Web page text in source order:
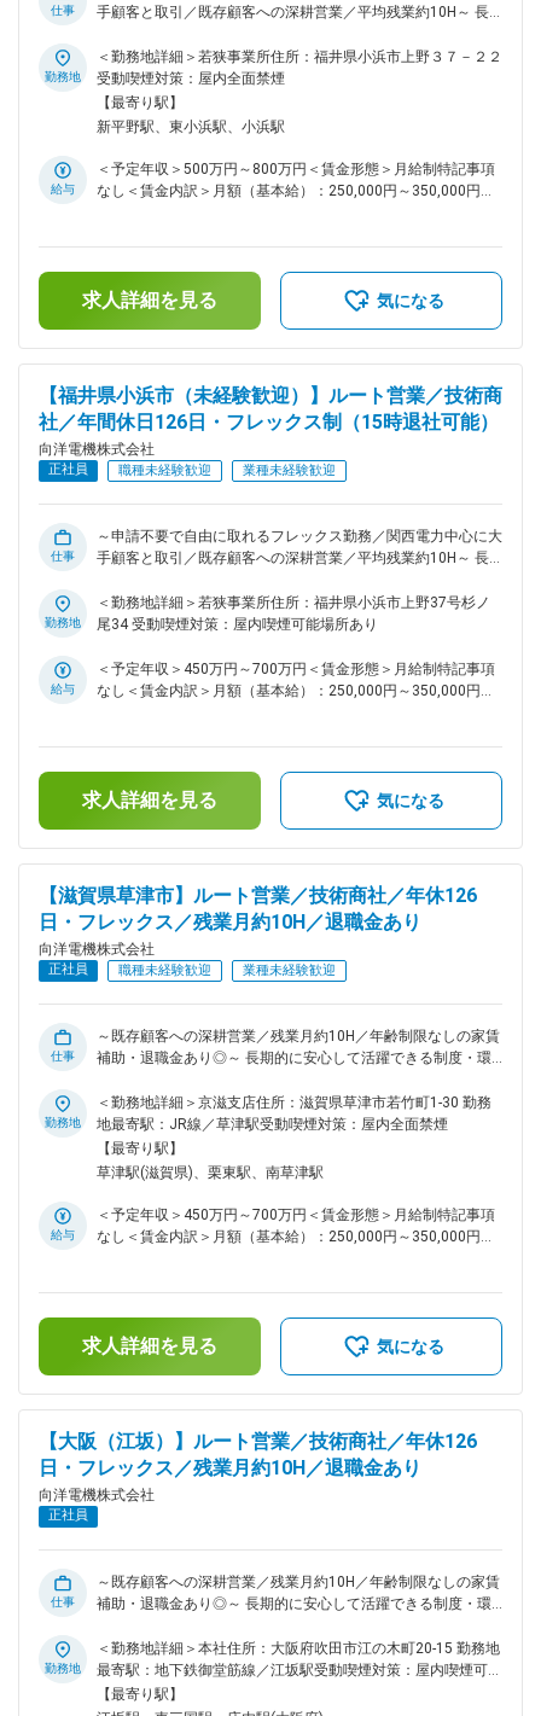
金 勤続年数１年以上で対象になります ●有給 前年度平均取得
客（敬称略） サントリー、武田薬品工業、三菱電機、村田製
作所、三菱重工業、関西電力、旭化成、住友化学、神戸製鋼、
川崎重工、官公庁 他
仕事
手顧客と取引／既存顧客への深耕営業／平均残業約10H～ 長
引実績も豊富なエンジニアリング商社で、提案営業にチャレン
ジしませんか！？ ■担当業務： 顧客の生産設備等に対し、新
製品の提案営業を担当いただきます。ご入社後は先輩との
OJTや製品理解のための研修を通して業務をキャッチアップ
な案件： 既存顧客（電力業界など）の設備更新等が多く、技
術部門と連携し提案を実施します。 【仕事の流れ】生産設備
がい】お客様が何に困っているか？どうしたら解決できるか？
顧客目線で提案できます。 ■営業スタイル： 既存法人顧客へ
のルート営業となり、前任者から引き継ぎながら経験を積んで
いただく形となります。 ◎入社後は、基本OJTで、先輩社員
ただきます。 ■担当業界： 電力業界がメイン顧客となり、そ
の他、食品・化学などを中心に幅広い業界のお客様を担当して
もらいます。 ◎担当社数は平均5～6社。 担当顧客のボリュー
ムを考慮して社数を調整します。 ■組織構成 6名（20代2名、
50代2名、60代2名） 気さくな社員が多く質問しやすい環境で
す☆ ■福利厚生 ●住宅手当 単身世帯主：月額11,000円 家族世
年以上で対象になります ●有休 前年度平均取得日数13.5日で
ワークライフバランスも取れます。 ■主要取引顧客（敬称略）
業、関西電力、旭化成、住友化学、神戸製鋼、川崎重工、官公
庁 他
勤務地
＜勤務地詳細＞若狭事業所住所：福井県小浜市上野３７－２２
受動喫煙対策：屋内全面禁煙
【最寄り駅】
新平野駅、東小浜駅、小浜駅
給与
＜予定年収＞500万円～800万円＜賃金形態＞月給制特記事項
なし＜賃金内訳＞月額（基本給）：250,000円～350,000円＜
通じて上下する可能性があります。月給(月額)は固定手当を含
めた表記です。
求人詳細を見る 気になる
【福井県小浜市（未経験歓迎）】ルート営業／技術商
社／年間休日126日・フレックス制（15時退社可能）
向洋電機株式会社
正社員 職種未経験歓迎 業種未経験歓迎
仕事
～申請不要で自由に取れるフレックス勤務／関西電力中心に大
手顧客と取引／既存顧客への深耕営業／平均残業約10H～ 長
引実績も豊富なエンジニアリング商社で、提案営業にチャレン
ジしませんか！？ ■担当業務： 顧客の生産設備等に対し、新
OJTや製品理解のための研修を通して業務をキャッチアップ
いただきます。未経験の方も安心してご入社いただけます ■主
販売、納入後のフォローまで技術部門と協働します。 【やり
がい】お客様が何に困っているか？どうしたら解決できるか？
顧客目線で提案できます。 ■営業スタイル： 既存法人顧客へ
いただく形となります。 ◎入社後は、基本OJTで、先輩社員
や技術者の同行をしながら製品知識や営業スタイルを学んでい
ただきます。 ■担当業界： 電力業界がメイン顧客となり、そ
の他、食品・化学などを中心に幅広い業界のお客様を担当して
もらいます。 ◎担当社数は平均5～6社。 担当顧客のボリュー
ムを考慮して社数を調整します。 ■組織構成 6名（20代2名、
帯主（配偶者あり）：月額13,000円 上記には年齢制限なく、
定年まで永続的に手当てが出続けます。 ●退職金 勤続年数１
ワークライフバランスも取れます。 ■主要取引顧客（敬称略）
サントリー、武田薬品工業、三菱電機、村田製作所、三菱重工
業、関西電力、旭化成、住友化学、神戸製鋼、川崎重工、官公
庁 他
勤務地
＜勤務地詳細＞若狭事業所住所：福井県小浜市上野37号杉ノ
尾34 受動喫煙対策：屋内喫煙可能場所あり
給与
＜予定年収＞450万円～700万円＜賃金形態＞月給制特記事項
なし＜賃金内訳＞月額（基本給）：250,000円～350,000円＜
じて上下する可能性があります。月給(月額)は固定手当を含め
た表記です。
求人詳細を見る 気になる
【滋賀県草津市】ルート営業／技術商社／年休126
日・フレックス／残業月約10H／退職金あり
向洋電機株式会社
正社員 職種未経験歓迎 業種未経験歓迎
仕事
～既存顧客への深耕営業／残業月約10H／年齢制限なしの家賃
補助・退職金あり◎～ 長期的に安心して活躍できる制度・環
社で、提案営業にチャレンジしませんか！？ ■担当業務： 顧
客の生産設備等に対し、新製品の提案営業を担当いただきま
す。ご入社後は先輩とのOJTや製品理解のための研修を通し
て業務をキャッチアップいただきます。第2新卒の方も安心し
界など）の設備更新等が多く、商談は1～2社/日。技術部門と
連携し提案を実施します。 【仕事の流れ】生産設備の状況を
【やりがい】お客様が何に困っているか？どうしたら解決でき
るか？ 顧客目線で提案できます。 ■営業スタイル： 既存法
人顧客へのルート営業となり、前任者から引き継ぎながら経験
を積んでいただく形となります。 ◎入社後は、基本OJT
ルを学んでいただきます。 ■福利厚生 ●住宅手当 単身世帯主：
月額11,000円 家族世帯主（配偶者あり）：月額13,000円 上記
には年齢制限なく、定年まで永続的に手当てが出続けます。 ●
退職金 勤続年数１年以上で対象になります ●有休 前年度平均
取得日数14.1日でワークライフバランスも取れます。 ■主要取
勤務地
＜勤務地詳細＞京滋支店住所：滋賀県草津市若竹町1-30 勤務
地最寄駅：JR線／草津駅受動喫煙対策：屋内全面禁煙
【最寄り駅】
草津駅(滋賀県)、栗東駅、南草津駅
給与
＜予定年収＞450万円～700万円＜賃金形態＞月給制特記事項
なし＜賃金内訳＞月額（基本給）：250,000円～350,000円＜
じて上下する可能性があります。月給(月額)は固定手当を含め
た表記です。
求人詳細を見る 気になる
【大阪（江坂）】ルート営業／技術商社／年休126
日・フレックス／残業月約10H／退職金あり
向洋電機株式会社
正社員
仕事
～既存顧客への深耕営業／残業月約10H／年齢制限なしの家賃
補助・退職金あり◎～ 長期的に安心して活躍できる制度・環
社で、提案営業にチャレンジしませんか！？ ■担当業務： 顧
客の生産設備等に対し、新製品の提案営業を担当いただきま
す。ご入社後は先輩とのOJTや製品理解のための研修を通し
て業務をキャッチアップいただきます。第2新卒の方も安心し
勤務地
＜勤務地詳細＞本社住所：大阪府吹田市江の木町20-15 勤務地
最寄駅：地下鉄御堂筋線／江坂駅受動喫煙対策：屋内喫煙可能
場所あり
【最寄り駅】